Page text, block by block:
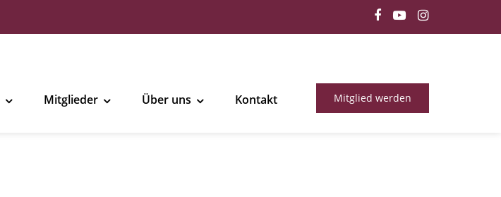
Mitglied werden
Mitglieder Über uns Kontakt